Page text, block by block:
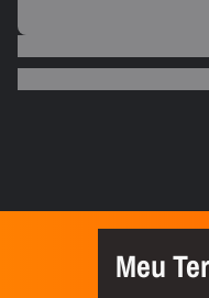
os
Meu